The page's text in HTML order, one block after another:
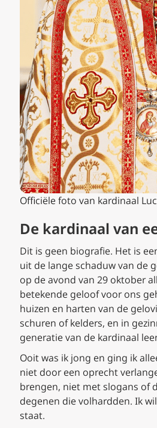
Officiële foto van kardinaal
De kardinaal van
Dit is geen biografie. Het is
uit de lange schaduw van de
op de avond van 29 oktober
betekende geloof voor ons
huizen en harten van de
schuren of kelders, en in
generatie van de kardinaal
Ooit was ik jong en ging ik
niet door een oprecht
brengen, niet met slogans of
degenen die volhardden. Ik
staat.